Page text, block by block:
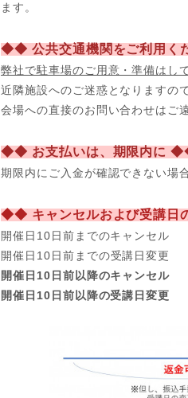
ます。
◆◆ 公共交通機関をご利用
弊社で駐車場のご用意・準備はし
近隣施設へのご迷惑となりますの
会場への直接のお問い合わせはご
◆◆ お支払いは、期限内に
期限内にご入金が確認できない場
◆◆ キャンセルおよび受講日
開催日10日前までのキャンセル
開催日 10日前までの受講日変
開催日10日前以降のキャンセル
開催日10日前以降の受講日変更